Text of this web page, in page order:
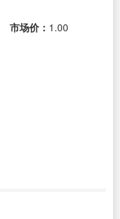
市场价： 1.00